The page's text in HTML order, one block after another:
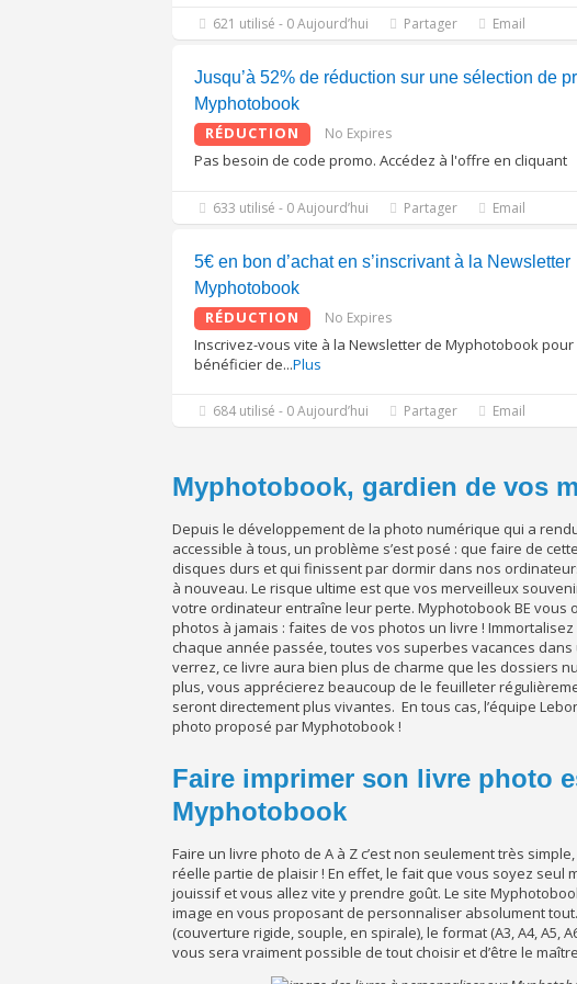
621 utilisé - 0 Aujourd’hui Partager Email
Jusqu’à 52% de réduction sur une sélection de
Myphotobook
RÉDUCTION No Expires
Pas besoin de code promo. Accédez à l'offre en cliquant
633 utilisé - 0 Aujourd’hui Partager Email
5€ en bon d’achat en s’inscrivant à la Newsletter
Myphotobook
RÉDUCTION No Expires
Inscrivez-vous vite à la Newsletter de Myphotobook pour
bénéficier de...Plus
684 utilisé - 0 Aujourd’hui Partager Email
Myphotobook, gardien de vos
Depuis le développement de la photo numérique qui a
accessible à tous, un problème s’est posé : que faire de
disques durs et qui finissent par dormir dans nos
à nouveau. Le risque ultime est que vos merveilleux
votre ordinateur entraîne leur perte. Myphotobook BE vous
photos à jamais : faites de vos photos un livre !
chaque année passée, toutes vos superbes vacances
verrez, ce livre aura bien plus de charme que les dossiers
plus, vous apprécierez beaucoup de le feuilleter
seront directement plus vivantes. En tous cas, l’équipe
photo proposé par Myphotobook !
Faire imprimer son livre photo
Myphotobook
Faire un livre photo de A à Z c’est non seulement très
réelle partie de plaisir ! En effet, le fait que vous soyez
jouissif et vous allez vite y prendre goût. Le site
image en vous proposant de personnaliser absolument
(couverture rigide, souple, en spirale), le format (A3, A4, A5,
vous sera vraiment possible de tout choisir et d’être le